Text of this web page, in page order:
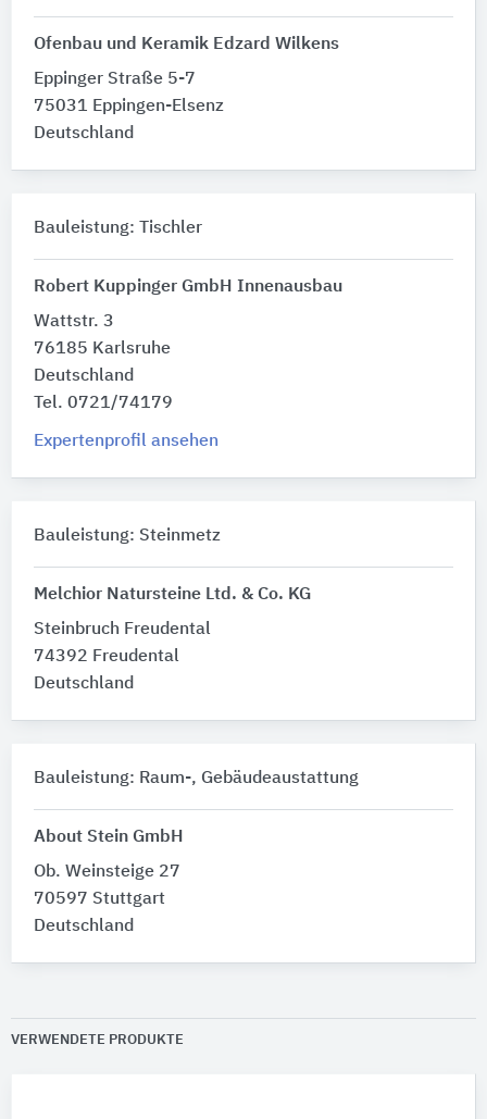
Ofenbau und Keramik Edzard Wilkens
Eppinger Straße 5-7
75031 Eppingen-Elsenz
Deutschland
Bauleistung: Tischler
Robert Kuppinger GmbH Innenausbau
Wattstr. 3
76185 Karlsruhe
Deutschland
Tel. 0721/74179
Expertenprofil ansehen
Bauleistung: Steinmetz
Melchior Natursteine Ltd. & Co. KG
Steinbruch Freudental
74392 Freudental
Deutschland
Bauleistung: Raum-, Gebäudeaustattung
About Stein GmbH
Ob. Weinsteige 27
70597 Stuttgart
Deutschland
VERWENDETE PRODUKTE